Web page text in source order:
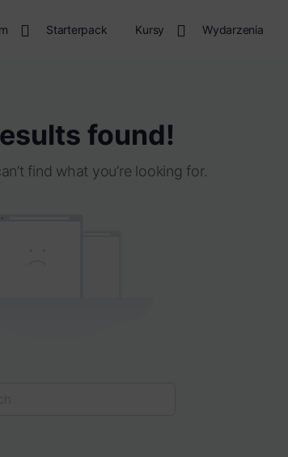
Starterpack Kursy Wydarzenia
found!
find what you’re looking for.